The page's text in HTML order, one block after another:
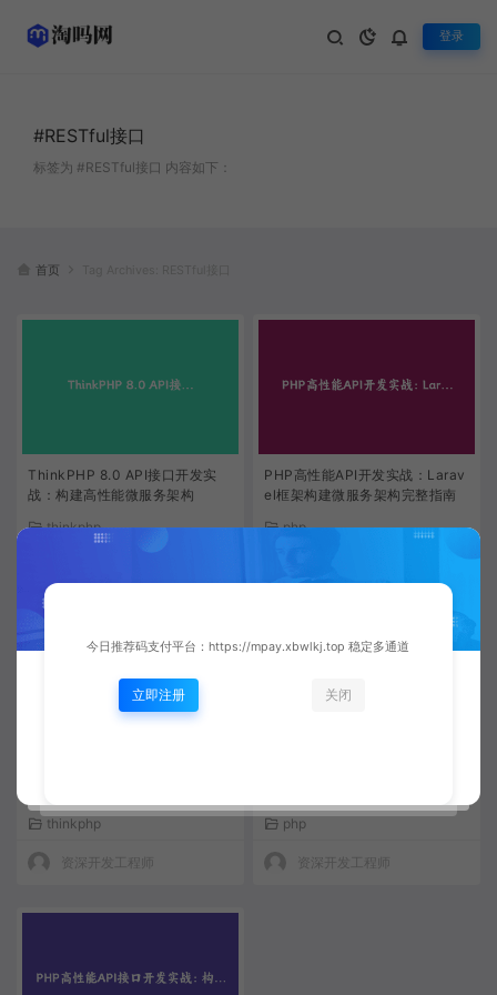
登录
#RESTful接口
标签为 #RESTful接口 内容如下：
首页
ThinkPHP 8.0 API接口开发实
战：构建高性能微服务架构
thinkphp
PHP高性能API开发实战：Larav
el框架构建微服务架构完整指南
php
统
thinkphp
资深开发工程师
php
资深开发工程师
今日推荐码支付平台：https://mpay.xbwlkj.top 稳定多通道
立即注册 关闭